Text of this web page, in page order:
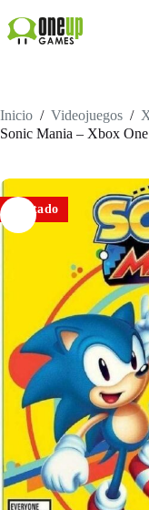
al
contenido
Inicio / Videojuegos /
Sonic Mania – Xbox One
Agotado